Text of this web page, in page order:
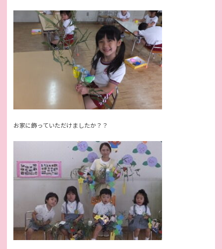
お家に飾っていただけましたか？？